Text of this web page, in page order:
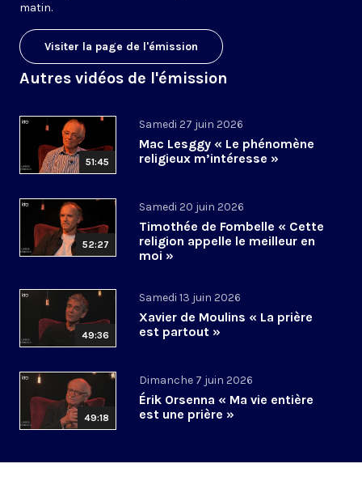
matin.
Visiter la page de l'émission
Autres vidéos de l'émission
51:45
Samedi 27 juin 2026
Mac Lesggy « Le phénomène
religieux m’intéresse »
52:27
Samedi 20 juin 2026
Timothée de Fombelle « Cette
religion appelle le meilleur en
moi »
49:36
Samedi 13 juin 2026
Xavier de Moulins « La prière
est partout »
49:18
Dimanche 7 juin 2026
Érik Orsenna « Ma vie entière
est une prière »